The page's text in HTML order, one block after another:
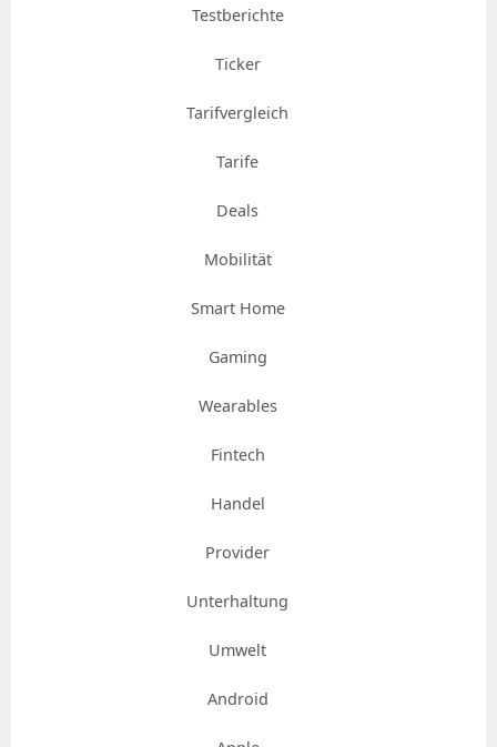
Testberichte
Ticker
Tarifvergleich
Tarife
Deals
Mobilität
Smart Home
Gaming
Wearables
Fintech
Handel
Provider
Unterhaltung
Umwelt
Android